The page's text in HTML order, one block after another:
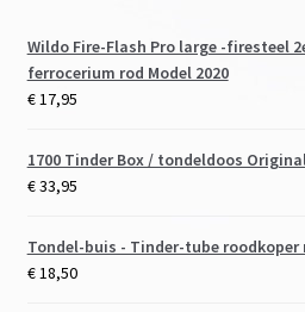
Wildo Fire-Flash Pro large -firesteel
ferrocerium rod Model 2020
€17,95
1700 Tinder Box / tondeldoos
€33,95
Tondel-buis - Tinder-tube
€18,50